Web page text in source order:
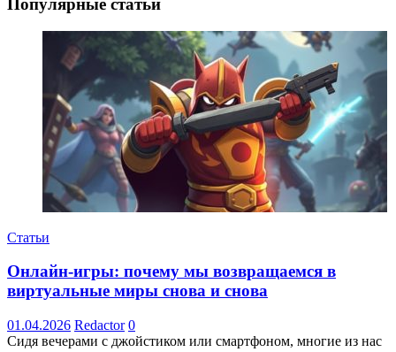
Популярные статьи
Статьи
Онлайн-игры: почему мы возвращаемся в
виртуальные миры снова и снова
01.04.2026 Redactor 0
Сидя вечерами с джойстиком или смартфоном, многие из нас